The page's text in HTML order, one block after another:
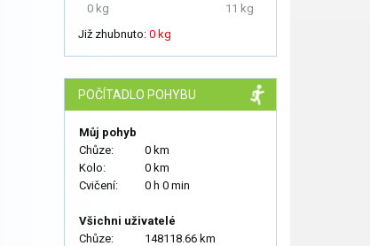
0 kg
11 kg
Již zhubnuto: 0 kg
POČÍTADLO POHYBU
Můj pohyb
Chůze:
0 km
Kolo:
0 km
Cvičení:
0 h 0 min
Všichni uživatelé
Chůze:
148118.66 km